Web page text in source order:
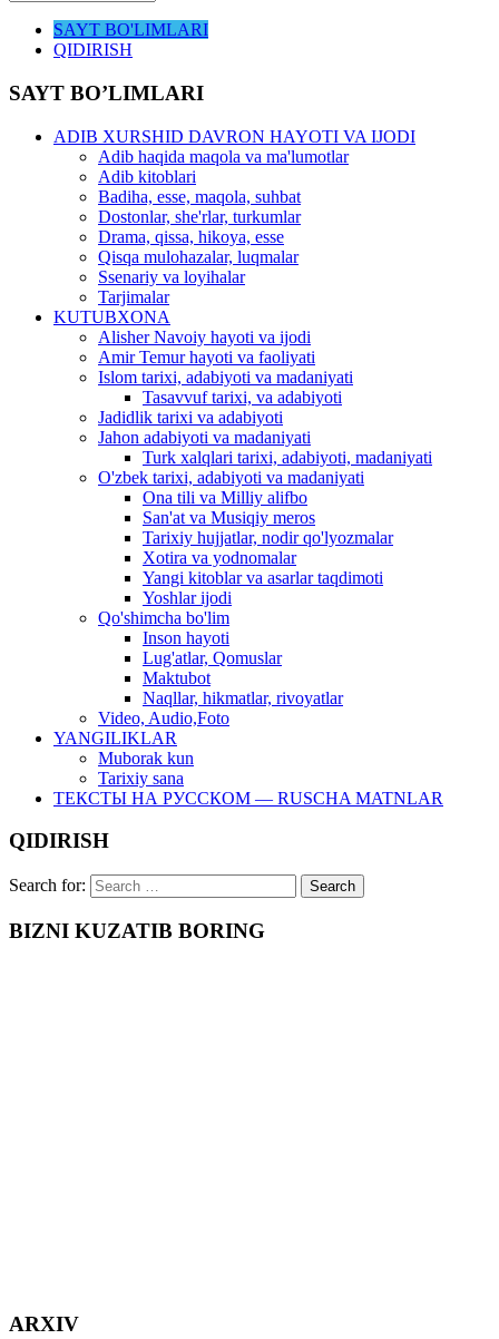
SAYT BO'LIMLARI
QIDIRISH
SAYT BO’LIMLARI
ADIB XURSHID DAVRON HAYOTI VA IJODI
Adib haqida maqola va ma'lumotlar
Adib kitoblari
Badiha, esse, maqola, suhbat
Dostonlar, she'rlar, turkumlar
Drama, qissa, hikoya, esse
Qisqa mulohazalar, luqmalar
Ssenariy va loyihalar
Tarjimalar
KUTUBXONA
Alisher Navoiy hayoti va ijodi
Amir Temur hayoti va faoliyati
Islom tarixi, adabiyoti va madaniyati
Tasavvuf tarixi, va adabiyoti
Jadidlik tarixi va adabiyoti
Jahon adabiyoti va madaniyati
Turk xalqlari tarixi, adabiyoti, madaniyati
O'zbek tarixi, adabiyoti va madaniyati
Ona tili va Milliy alifbo
San'at va Musiqiy meros
Tarixiy hujjatlar, nodir qo'lyozmalar
Xotira va yodnomalar
Yangi kitoblar va asarlar taqdimoti
Yoshlar ijodi
Qo'shimcha bo'lim
Inson hayoti
Lug'atlar, Qomuslar
Maktubot
Naqllar, hikmatlar, rivoyatlar
Video, Audio,Foto
YANGILIKLAR
Muborak kun
Tarixiy sana
ТЕКСТЫ НА РУССКОМ — RUSCHA MATNLAR
QIDIRISH
Search for:
BIZNI KUZATIB BORING
ARXIV